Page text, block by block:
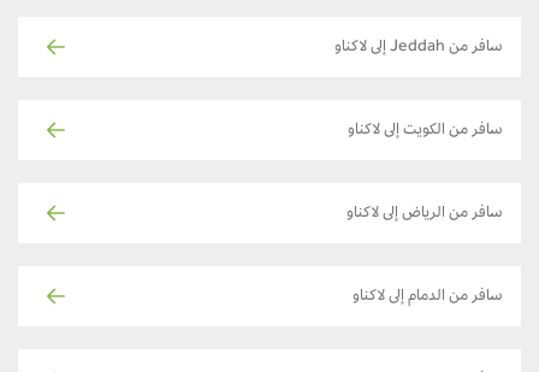
سافر من Jeddah إلى لاكناو
سافر من الكويت إلى لاكناو
سافر من الرياض إلى لاكناو
سافر من الدمام إلى لاكناو